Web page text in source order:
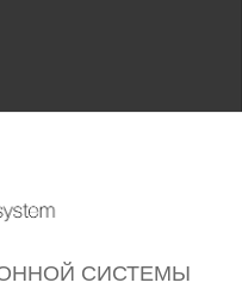
СИСТЕМЫ